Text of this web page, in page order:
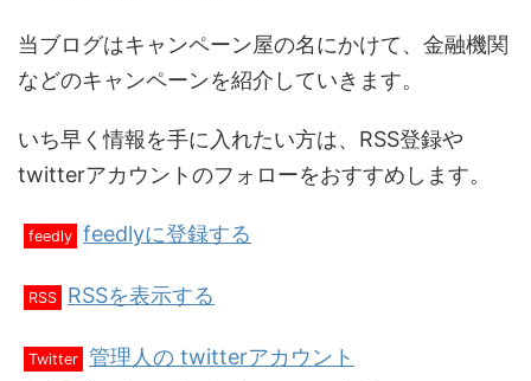
当ブログはキャンペーン屋の名にかけて、金融機関
などのキャンペーンを紹介していきます。
いち早く情報を手に入れたい方は、RSS登録や
twitterアカウントのフォローをおすすめします。
feedly feedlyに登録する
RSS RSSを表示する
Twitter 管理人の twitterアカウント